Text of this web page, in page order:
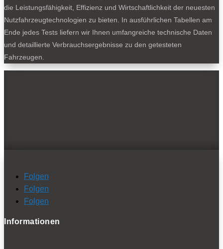
die Leistungsfähigkeit, Effizienz und Wirtschaftlichkeit der neuesten
Nutzfahrzeugtechnologien zu bieten. In ausführlichen Tabellen am
Ende jedes Tests liefern wir Ihnen umfangreiche technische Daten
und detaillierte Verbrauchsergebnisse zu den getesteten
Fahrzeugen.
Folgen
Folgen
Folgen
Informationen